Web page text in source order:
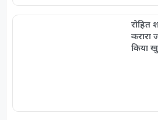
रोहित
करारा
किया